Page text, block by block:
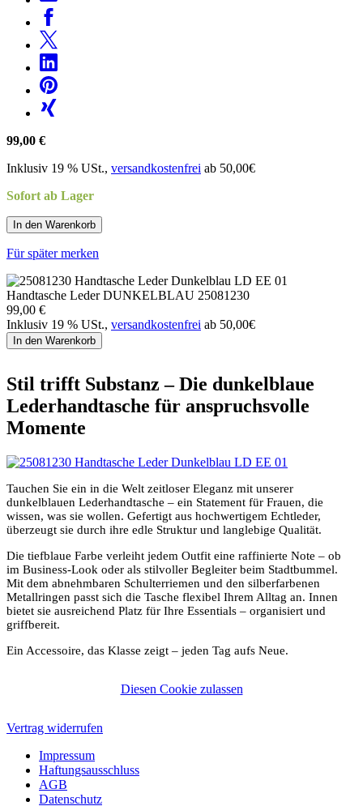
99,00 €
Inklusiv 19 % USt., versandkostenfrei ab 50,00€
Sofort ab Lager
In den Warenkorb
Für später merken
Handtasche Leder DUNKELBLAU 25081230
99,00 €
Inklusiv 19 % USt., versandkostenfrei ab 50,00€
In den Warenkorb
Stil trifft Substanz – Die dunkelblaue
Lederhandtasche für anspruchsvolle
Momente
Tauchen Sie ein in die Welt zeitloser Eleganz mit unserer
dunkelblauen Lederhandtasche – ein Statement für Frauen, die
wissen, was sie wollen. Gefertigt aus hochwertigem Echtleder,
überzeugt sie durch ihre edle Struktur und langlebige Qualität.
Die tiefblaue Farbe verleiht jedem Outfit eine raffinierte Note – ob
im Business-Look oder als stilvoller Begleiter beim Stadtbummel.
Mit dem abnehmbaren Schulterriemen und den silberfarbenen
Metallringen passt sich die Tasche flexibel Ihrem Alltag an. Innen
bietet sie ausreichend Platz für Ihre Essentials – organisiert und
griffbereit.
Ein Accessoire, das Klasse zeigt – jeden Tag aufs Neue.
Diesen Cookie zulassen
Vertrag widerrufen
Impressum
Haftungsausschluss
AGB
Datenschutz